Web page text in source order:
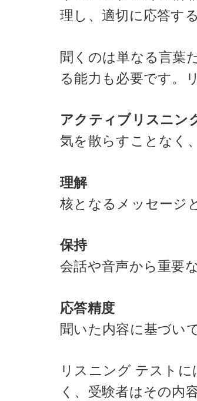
理し、適切に応答す
聞くのは単なる言葉
る能力も必要です。
アクティブリスニン
気を散らすことなく
理解
核となるメッセージ
保持
会話や音声から重要
応答精度
聞いた内容に基づい
リスニング テスト
く、受験者はその内